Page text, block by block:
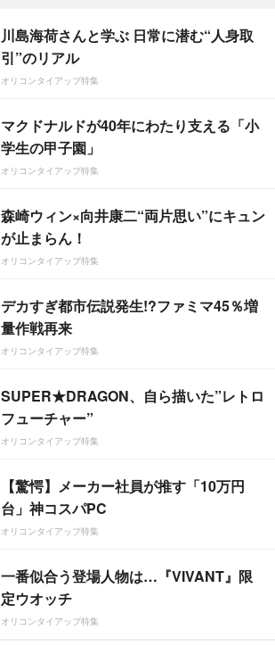
川島海荷さんと学ぶ 日常に潜む“人身取
引”のリアル
オリコンタイアップ特集
マクドナルドが40年にわたり支える「小
学生の甲子園」
オリコンタイアップ特集
森崎ウィン×向井康二“両片思い”にキュン
が止まらん！
オリコンタイアップ特集
デカすぎ都市伝説発生!?ファミマ45％増
量作戦再来
オリコンタイアップ特集
SUPER★DRAGON、自ら描いた”レトロ
フューチャー”
オリコンタイアップ特集
【驚愕】メーカー社員が推す「10万円
台」神コスパPC
オリコンタイアップ特集
一番似合う登場人物は…『VIVANT』限
定ウオッチ
オリコンタイアップ特集